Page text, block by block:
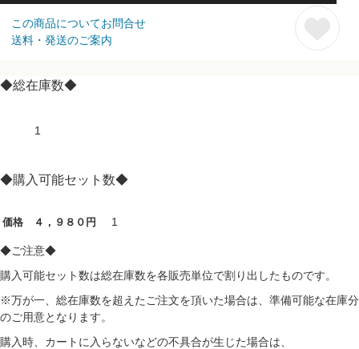
この商品についてお問合せ
送料・発送のご案内
◆総在庫数◆
1
◆購入可能セット数◆
価格 ４，９８０円 1
◆ご注意◆
購入可能セット数は総在庫数を各販売単位で割り出したものです。
※万が一、総在庫数を超えたご注文を頂いた場合は、準備可能な在庫分
のご用意となります。
購入時、カートに入らないなどの不具合が生じた場合は、